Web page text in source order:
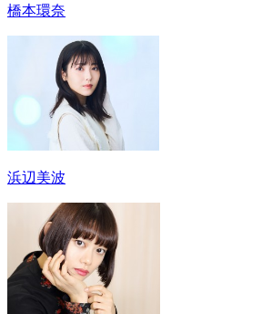
橋本環奈
浜辺美波